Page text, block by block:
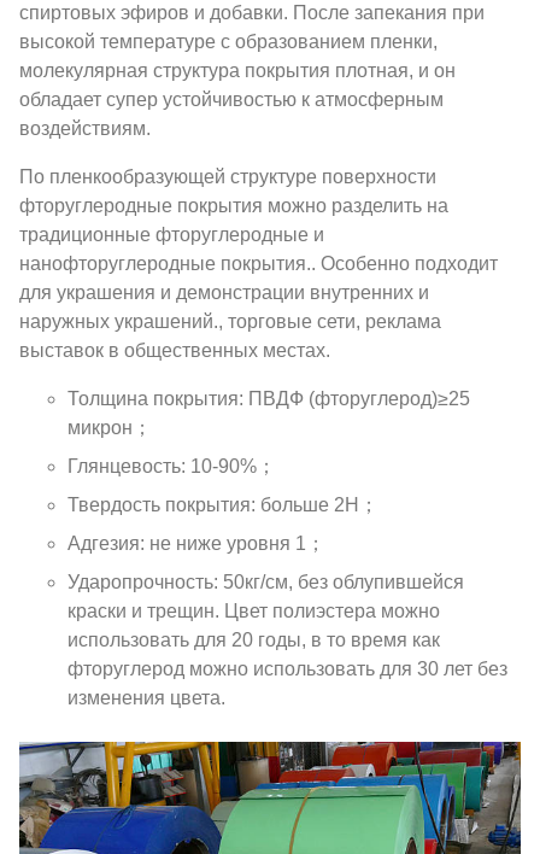
спиртовых эфиров и добавки. После запекания при
высокой температуре с образованием пленки,
молекулярная структура покрытия плотная, и он
обладает супер устойчивостью к атмосферным
воздействиям.
По пленкообразующей структуре поверхности
фторуглеродные покрытия можно разделить на
традиционные фторуглеродные и
нанофторуглеродные покрытия.. Особенно подходит
для украшения и демонстрации внутренних и
наружных украшений., торговые сети, реклама
выставок в общественных местах.
Толщина покрытия: ПВДФ (фторуглерод)≥25
микрон；
Глянцевость: 10-90%；
Твердость покрытия: больше 2H；
Адгезия: не ниже уровня 1；
Ударопрочность: 50кг/см, без облупившейся
краски и трещин. Цвет полиэстера можно
использовать для 20 годы, в то время как
фторуглерод можно использовать для 30 лет без
изменения цвета.